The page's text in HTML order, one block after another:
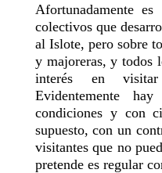
Afortunadamente
colectivos que
al Islote, pero sobre
y majoreras, y todos
interés en
Evidentemente
condiciones y con
supuesto, con un
visitantes que no
pretende es regular